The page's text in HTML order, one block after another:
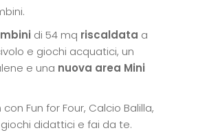
di 54 mq riscaldata a
e giochi acquatici, un
e una nuova area Mini
Fun for Four, Calcio Balilla,
didattici e fai da te.